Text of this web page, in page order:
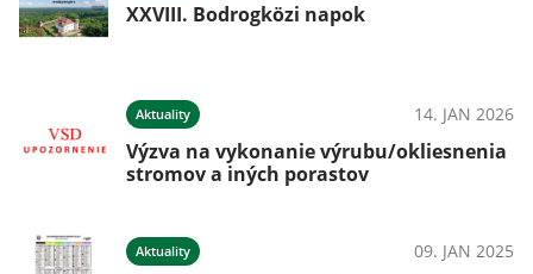
XXVIII. Bodrogközi napok
Aktuality 14. JAN 2026
Výzva na vykonanie výrubu/okliesnenia
stromov a iných porastov
Aktuality 09. JAN 2025